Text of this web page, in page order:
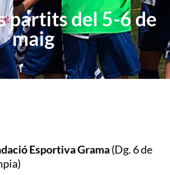
partits del 5-6 de
maig
Esportiva Grama(Dg. 6 de